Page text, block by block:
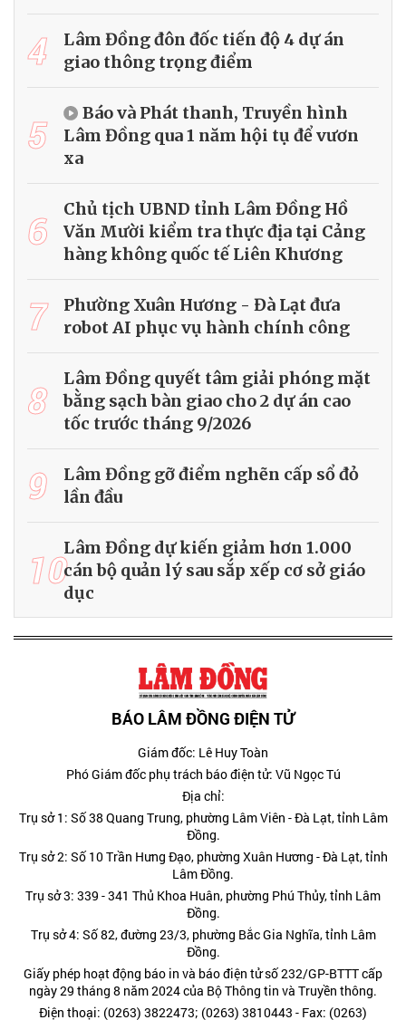
4
Lâm Đồng đôn đốc tiến độ 4 dự án
giao thông trọng điểm
5
Báo và Phát thanh, Truyền hình
Lâm Đồng qua 1 năm hội tụ để vươn
xa
6
Chủ tịch UBND tỉnh Lâm Đồng Hồ
Văn Mười kiểm tra thực địa tại Cảng
hàng không quốc tế Liên Khương
7
Phường Xuân Hương - Đà Lạt đưa
robot AI phục vụ hành chính công
8
Lâm Đồng quyết tâm giải phóng mặt
bằng sạch bàn giao cho 2 dự án cao
tốc trước tháng 9/2026
9
Lâm Đồng gỡ điểm nghẽn cấp sổ đỏ
lần đầu
10Lâm Đồng dự kiến giảm hơn 1.000
cán bộ quản lý sau sắp xếp cơ sở giáo
dục
BÁO LÂM ĐỒNG ĐIỆN TỬ
Giám đốc: Lê Huy Toàn
Phó Giám đốc phụ trách báo điện tử: Vũ Ngọc Tú
Địa chỉ:
Trụ sở 1: Số 38 Quang Trung, phường Lâm Viên - Đà Lạt, tỉnh Lâm
Đồng.
Trụ sở 2: Số 10 Trần Hưng Đạo, phường Xuân Hương - Đà Lạt, tỉnh
Lâm Đồng.
Trụ sở 3: 339 - 341 Thủ Khoa Huân, phường Phú Thủy, tỉnh Lâm
Đồng.
Trụ sở 4: Số 82, đường 23/3, phường Bắc Gia Nghĩa, tỉnh Lâm
Đồng.
Giấy phép hoạt động báo in và báo điện tử số 232/GP-BTTT cấp
ngày 29 tháng 8 năm 2024 của Bộ Thông tin và Truyền thông.
Điện thoại: (0263) 3822473; (0263) 3810443 - Fax: (0263)